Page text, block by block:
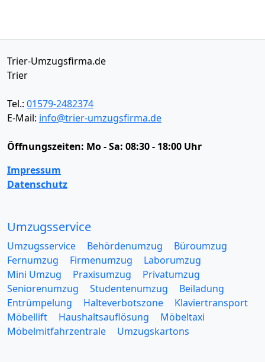
Trier-Umzugsfirma.de
Trier
Tel.: 01579-2482374
E-Mail: info@trier-umzugsfirma.de
Öffnungszeiten: Mo - Sa: 08:30 - 18:00 Uhr
Impressum
Datenschutz
Umzugsservice
Umzugsservice Behördenumzug
Büroumzug
Fernumzug
Firmenumzug
Laborumzug
Mini Umzug
Praxisumzug
Privatumzug
Seniorenumzug
Studentenumzug
Beiladung
Entrümpelung
Halteverbotszone
Klaviertransport
Möbellift
Haushaltsauflösung
Möbeltaxi
Möbelmitfahrzentrale
Umzugskartons